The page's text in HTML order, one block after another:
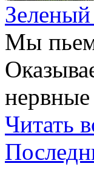
Зеленый
Мы пьем
нервные
Читать